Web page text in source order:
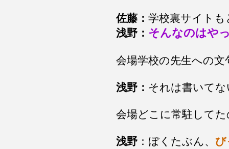
佐藤： 学校裏サイト
浅野： そんなのはや
会場学校の先生への
浅野： それは書いてな
会場どこに常駐してた
浅野 ：ぼくたぶん、